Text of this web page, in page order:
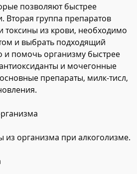
позволяют быстрее
Вторая группа препаратов
токсины из крови, необходимо
и выбрать подходящий
и помочь организму быстрее
и мочегонные
препараты, милк-тисл,
из организма при алкоголизме.